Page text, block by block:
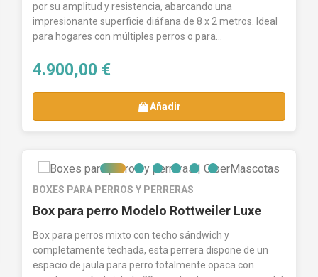
por su amplitud y resistencia, abarcando una
impresionante superficie diáfana de 8 x 2 metros. Ideal
para hogares con múltiples perros o para...
4.900,00 €
Añadir
BOXES PARA PERROS Y PERRERAS
Box para perro Modelo Rottweiler Luxe
Box para perros mixto con techo sándwich y
completamente techada, esta perrera dispone de un
espacio de jaula para perro totalmente opaca con